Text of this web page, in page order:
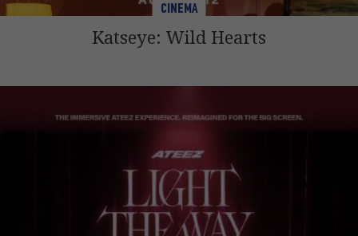
CINEMA
Katseye: Wild Hearts